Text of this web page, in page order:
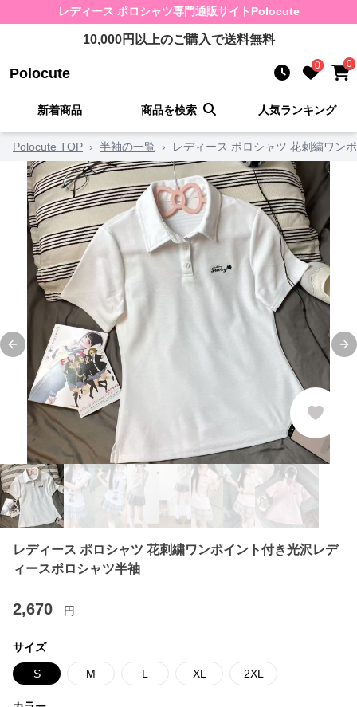
レディース ポロシャツ専門通販サイト Polocute
10,000円以上のご購入で送料無料
Polocute 0 0
新着商品 商品を検索 人気ランキング
Polocute TOP › 半袖の一覧 › レディース ポロシャツ 花刺繍ワン
Previous slide
レディース ポロシャツ 花刺繍ワンポイント付き光沢レデ
ィースポロシャツ半袖
2,670 円
サイズ
S M L XL 2XL